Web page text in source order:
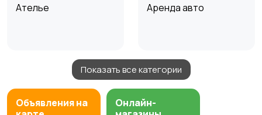
Ателье Аренда авто
Аренда водного
транспорта
Аренда спецтехники
Показать все категории
Объявления на
Онлайн-